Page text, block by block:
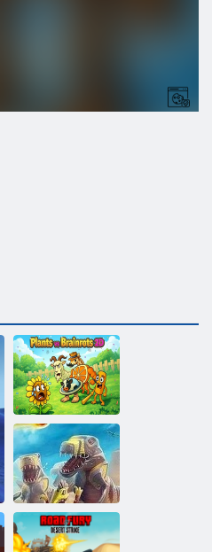
Plants vs
Brainrots 2D